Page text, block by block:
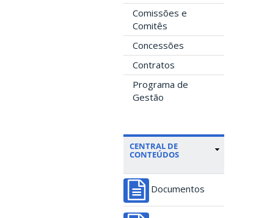
Comissões e
Comitês
Concessões
Contratos
Programa de
Gestão
CENTRAL DE
CONTEÚDOS
Documentos